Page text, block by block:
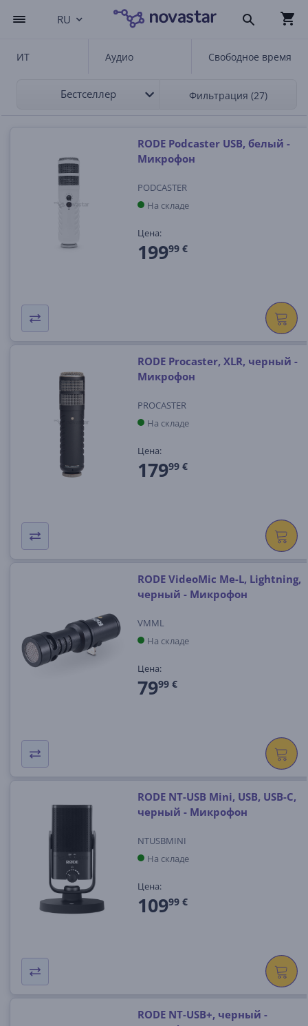
RU
ИТ Аудио Свободное время
Бестселлер Фильтрация (27)
RODE Podcaster USB, белый -
Микрофон
PODCASTER
На складе
Цена:
19999 €
RODE Procaster, XLR, черный -
Микрофон
PROCASTER
На складе
Цена:
17999 €
RODE VideoMic Me-L, Lightning,
черный - Микрофон
VMML
На складе
Цена:
7999 €
RODE NT-USB Mini, USB, USB-C,
черный - Микрофон
NTUSBMINI
На складе
Цена:
10999 €
RODE NT-USB+, черный -